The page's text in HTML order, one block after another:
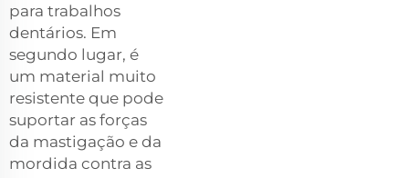
para trabalhos
dentários. Em
segundo lugar, é
um material muito
resistente que pode
suportar as forças
da mastigação e da
mordida contra as